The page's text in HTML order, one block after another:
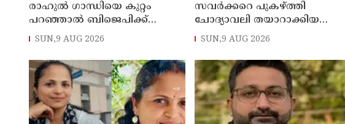
രാഹുല്‍ ഗാന്ധിയെ കുറ്റം
പറഞ്ഞാല്‍ ബിജെപിക്ക്
സുഖിക്കും ശശി തരൂരിന്
വേണുഗോപാല്‍
SUN,9 AUG 2026
സവര്‍ക്കറെ പുകഴ്ത്തി
ചോദ്യാവലി തയാറാക്കിയ
അധ്യാപകന് സസ്‌പെന്‍ഷന്‍
SUN,9 AUG 2026